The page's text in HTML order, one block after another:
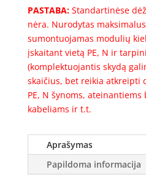
PASTABA:Standartinėse
nėra. Nurodytas
sumontuojamas modulių
įskaitant vietą PE, N ir
(komplektuojantis skydą
skaičius, bet reikia atkreipti
PE, N šynoms,
kabeliams ir t.t.
Aprašymas
Papildoma informacija